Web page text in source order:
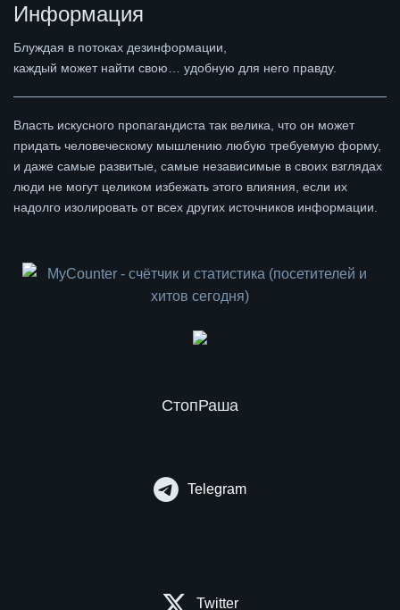
Информация
Блуждая в потоках дезинформации,
каждый может найти свою… удобную для него правду.
Власть искусного пропагандиста так велика, что он может
придать человеческому мышлению любую требуемую форму,
и даже самые развитые, самые независимые в своих взглядах
люди не могут целиком избежать этого влияния, если их
надолго изолировать от всех других источников информации.
СтопРаша
Telegram
Twitter